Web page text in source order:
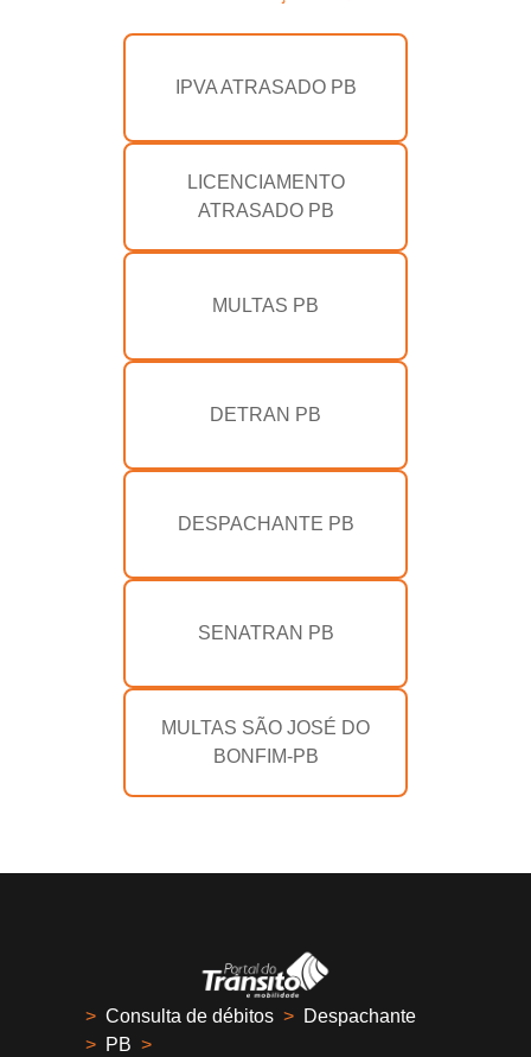
IPVA ATRASADO PB
LICENCIAMENTO
ATRASADO PB
MULTAS PB
DETRAN PB
DESPACHANTE PB
SENATRAN PB
MULTAS SÃO JOSÉ DO
BONFIM-PB
> Consulta de débitos > Despachante
> PB >